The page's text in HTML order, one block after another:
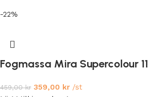
-22%
Fogmassa Mira Supercolour
459,00kr 359,00 kr /st